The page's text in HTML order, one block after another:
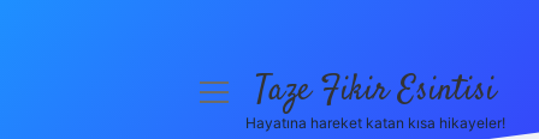
menüyüTaze Fikir Esintisi
Hayatına hareket katan kısa hikayeler!